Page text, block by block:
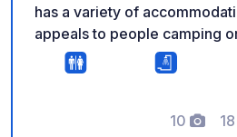
has a variety of
appeals to people camping
have motor homes or
10
Foto
18